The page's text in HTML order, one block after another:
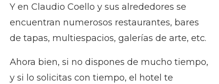
Y en Claudio Coello y sus alrededores se
encuentran numerosos restaurantes, bares
de tapas, multiespacios, galerías de arte, etc.
Ahora bien, si no dispones de mucho tiempo,
y si lo solicitas con tiempo, el hotel te